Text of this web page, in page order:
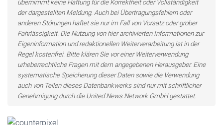
übernimmt keine Haftung für die Korrektheit oder Vollständigkeit
der dargestellten Meldung. Auch bei Übertragungsfehlern oder
anderen Störungen haftet sie nur im Fall von Vorsatz oder grober
Fahrlässigkeit. Die Nutzung von hier archivierten Informationen zur
Eigeninformation und redaktionellen Weiterverarbeitung ist in der
Regel kostenfrei. Bitte klären Sie vor einer Weiterverwendung
urheberrechtliche Fragen mit dem angegebenen Herausgeber. Eine
systematische Speicherung dieser Daten sowie die Verwendung
auch von Teilen dieses Datenbankwerks sind nur mit schriftlicher
Genehmigung durch die United News Network GmbH gestattet.